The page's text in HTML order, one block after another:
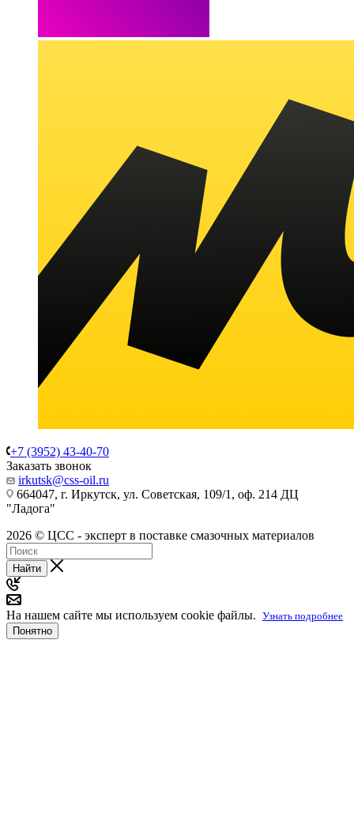
+7 (3952) 43-40-70
Заказать звонок
irkutsk@css-oil.ru
664047, г. Иркутск, ул. Советская, 109/1, оф. 214 ДЦ
"Ладога"
2026 © ЦСС - эксперт в поставке смазочных материалов
Найти
На нашем сайте мы используем cookie файлы. Узнать подробнее
Понятно